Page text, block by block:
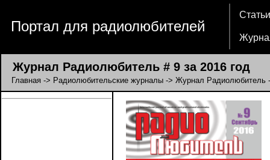
Портал для радиолюбителей
Статьи
Журнал Радиолюбитель # 9 за 2016 год
Главная -> Радиолюбительские журналы -> Журнал Радиолюбитель